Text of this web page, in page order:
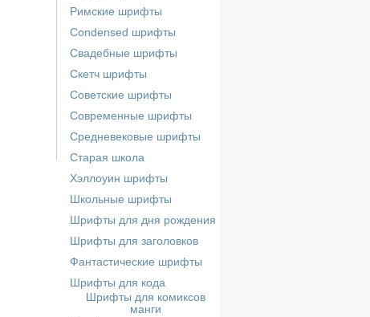
Римские шрифты
Сondensed шрифты
Свадебные шрифты
Скетч шрифты
Советские шрифты
Современные шрифты
Средневековые шрифты
Старая школа
Хэллоуин шрифты
Школьные шрифты
Шрифты для дня рождения
Шрифты для заголовков
Фантастические шрифты
Шрифты для кода
Шрифты для комиксов
манги